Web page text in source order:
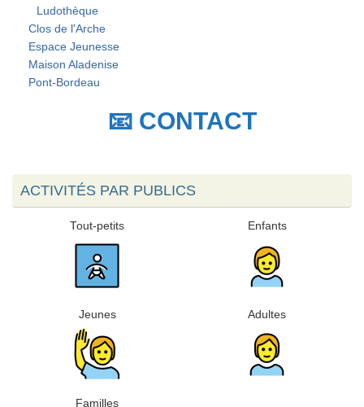
Ludothèque
Clos de l'Arche
Espace Jeunesse
Maison Aladenise
Pont-Bordeau
📧 CONTACT
ACTIVITÉS PAR PUBLICS
Tout-petits Enfants
Jeunes Adultes
Familles